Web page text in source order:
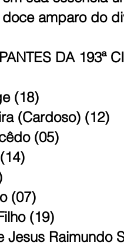
amparo do
DA 193ª
(18)
(Cardoso) (12)
(05)
(07)
(19)
Jesus Raimundo